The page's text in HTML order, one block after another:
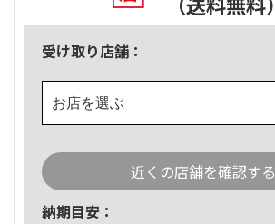
受け取り店舗：
お店を選ぶ
近くの店舗を確認する
納期目安：